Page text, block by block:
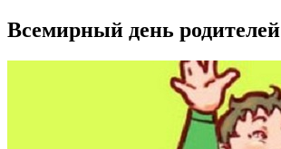
Всемирный день родителей